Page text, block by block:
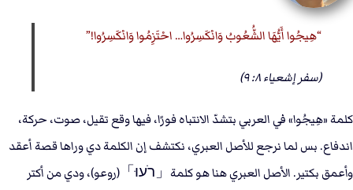
هِيجُوا أَيُّهَا الشُّعُوبُ وَانْكَسِرُوا… احْتَزِمُوا وَانْكَسِرُوا!
(سفر إشعياء ٨: ٩)
كلمة «هِيجُوا» في العربي بتشدّ الانتباه فورًا، فيها وقع تقيل، صوت، حركة،
اندفاع. بس لما نرجع للأصل العبري، نكتشف إن الكلمة دي وراها قصة أعقد
وأعمق بكتير. الأصل العبري هنا هو كلمة「רֹעוּ」(روعو)، ودي من أكتر